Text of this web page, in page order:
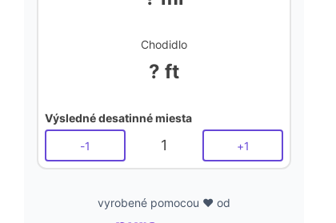
Chodidlo
? ft
Výsledné desatinné miesta
-1 1 +1
vyrobené pomocou ❤️ od